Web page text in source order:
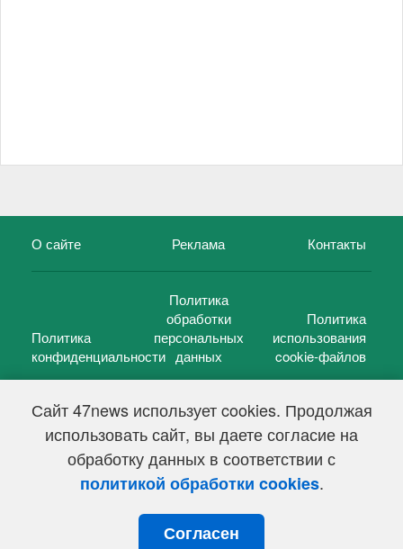
Сайт 47news использует cookies. Продолжая
использовать сайт, вы даете согласие на
обработку данных в соответствии с
политикой обработки cookies.
Согласен
О сайте Реклама Контакты
Политика
конфиденциальности
Политика
обработки
персональных
данных
Политика
использования
cookie-файлов
47 новостей (47 news)2005 — 2026 г.
Свидетельство о регистрации СМИ Эл № ФС 77-39848, выдано
Федеральной службой по надзору в сфере связи,
информационных технологий и массовых коммуникаций